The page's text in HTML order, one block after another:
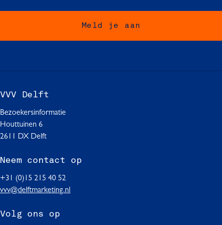
Meld je aan
VVV Delft
Bezoekersinformatie
Houttuinen 6
2611 DX Delft
Neem contact op
+31 (0)15 215 40 52
vvv@delftmarketing.nl
Volg ons op